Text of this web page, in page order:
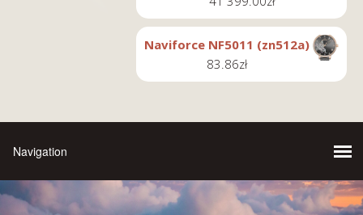
Naviforce NF5011 (zn512a)
83.86zł